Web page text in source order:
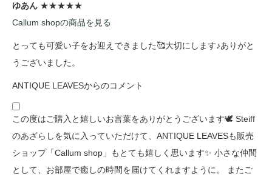
ゆあん ★★★★★
Callum shopの商品を見る
とっても可愛い子をお迎えできました🥰大切にします♪ありがと
うございました。
ANTIQUE LEAVESからのコメント
この度はご購入と嬉しいお言葉をありがとうございます🕊️ Steiff
のあざらしを気に入っていただけて、ANTIQUE LEAVESも販売
ショップ「Callum shop」もとても嬉しく思います✨ 小さな仲間
として、お部屋で癒しの時間を届けてくれますように。 またご